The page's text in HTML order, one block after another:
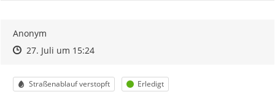
Anonym
Zeitpunkt des Erstellens
Zeitpunkt des Erstellens
27. Juli um 15:24Zur Äußerung
Kategorie
Straßenablauf verstopft Status
Erledigt